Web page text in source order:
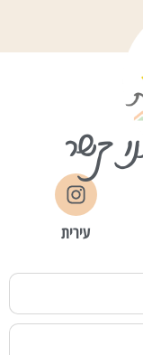
קשר
עירית